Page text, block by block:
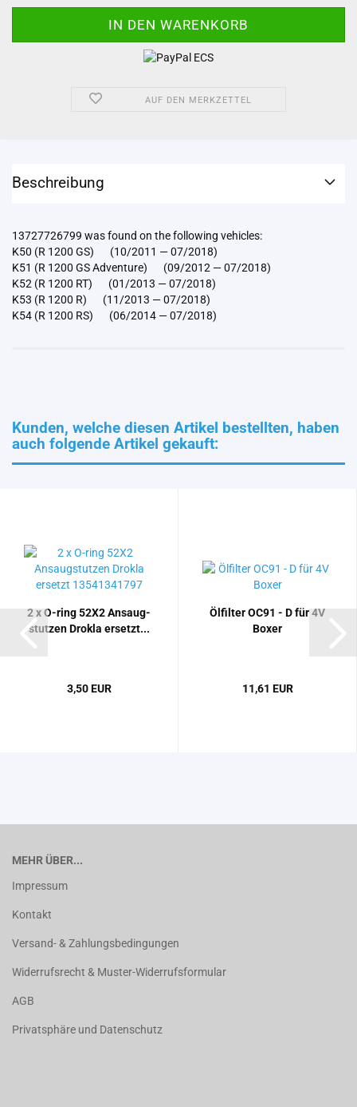
AUF DEN MERKZETTEL
Beschreibung
13727726799 was found on the following vehicles:
K50 (R 1200 GS) (10/2011 — 07/2018)
K51 (R 1200 GS Adventure) (09/2012 — 07/2018)
K52 (R 1200 RT) (01/2013 — 07/2018)
K53 (R 1200 R) (11/2013 — 07/2018)
K54 (R 1200 RS) (06/2014 — 07/2018)
Kunden, welche diesen Artikel bestellten, haben
auch folgende Artikel gekauft:
2 x O-​ring 52X2 An­saug­
stut­zen Drokla er­setzt...
3,50 EUR
Öl­fil­ter OC91 - D für 4V
Boxer
11,61 EUR
MEHR ÜBER...
Impressum
Kontakt
Versand- & Zahlungsbedingungen
Widerrufsrecht & Muster-Widerrufsformular
AGB
Privatsphäre und Datenschutz